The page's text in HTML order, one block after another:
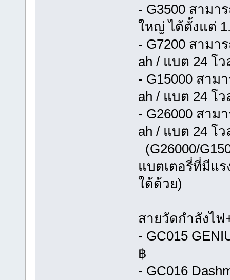
- G3500 สามา
ใหญ่ ได้ตั้งแต่
- G7200 สามา
ah / แบต 24 โ
- G15000 สาม
ah / แบต 24 โ
- G26000 สาม
ah / แบต 24 โ
(G26000/
แบตเตอรี่ที่มีแ
ใด้ด้วย)
สายวัดกำลังไฟ
- GC015
฿
- GC016